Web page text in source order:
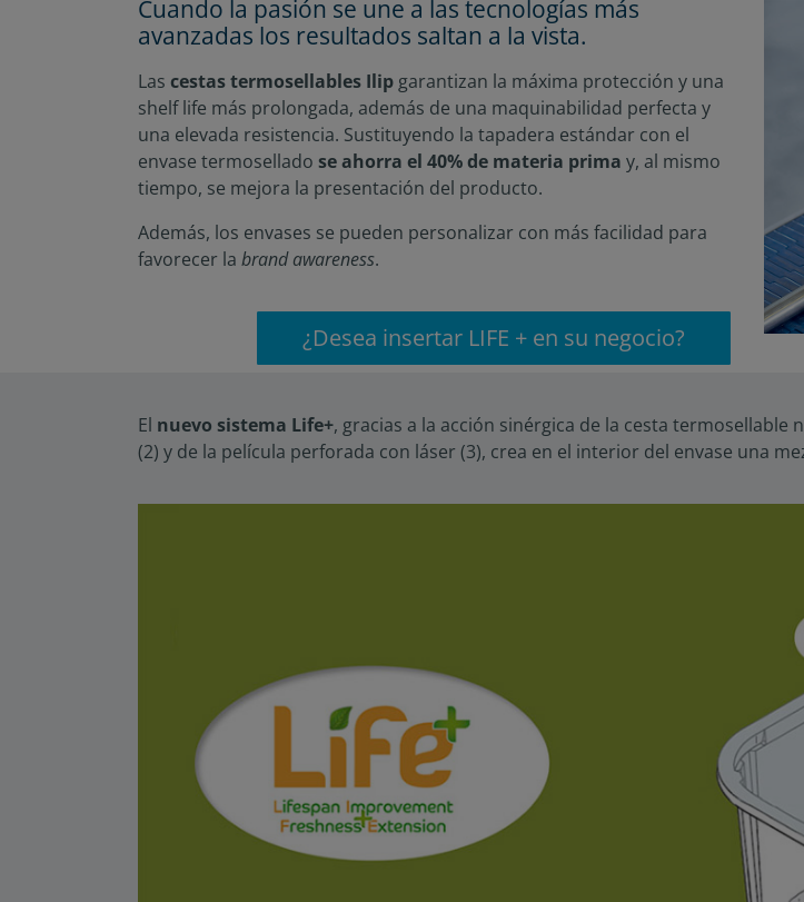
Cuando la pasión se une a las tecnologías más
avanzadas los resultados saltan a la vista.
Las cestas termosellables Ilip garantizan la máxima protección y una
shelf life más prolongada, además de una maquinabilidad perfecta y
una elevada resistencia. Sustituyendo la tapadera estándar con el
envase termosellado se ahorra el 40% de materia prima y, al mismo
tiempo, se mejora la presentación del producto.
Además, los envases se pueden personalizar con más facilidad para
favorecer la brand awareness.
¿Desea insertar LIFE + en su negocio?
El nuevo sistema Life+, gracias a la acción sinérgica de la cesta
(2) y de la película perforada con láser (3), crea en el interior del envase una